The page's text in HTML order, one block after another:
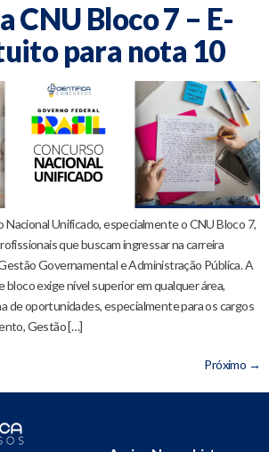
CNU Bloco 7 – E-
para nota 10
Unificado, especialmente o CNU Bloco 7,
que buscam ingressar na carreira
Governamental e Administração Pública. A
bloco exige nível superior em qualquer área,
de oportunidades, especialmente para os cargos
Gestão […]
Próximo →